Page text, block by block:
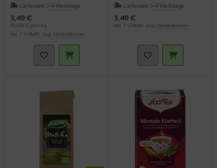
Lieferzeit: 1-4 Werktage
3,49 €
102,65 € pro 1 kg
inkl. 7 % MwSt. zzgl. Versandkosten
Lieferzeit: 1-4 Werktage
3,49 €
inkl. 7 % MwSt. zzgl. Versandkosten